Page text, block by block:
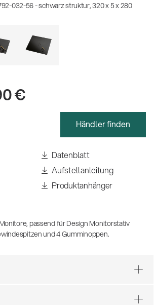
Metalltechnik Ausbildung
032-56 - schwarz struktur, 320 x 5 x 280
€
Händler finden
Datenblatt
Aufstellanleitung
Produktanhänger
passend für Design Monitorstativ
und 4 Gumminoppen.